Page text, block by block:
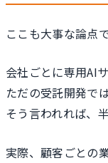
ここも大事な論点で
会社ごとに専用AI
ただの受託開発で
そう言われれば、
実際、顧客ごとの